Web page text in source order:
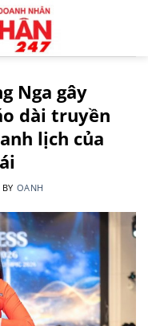
Nga gây
dài truyền
lịch của
BY OANH